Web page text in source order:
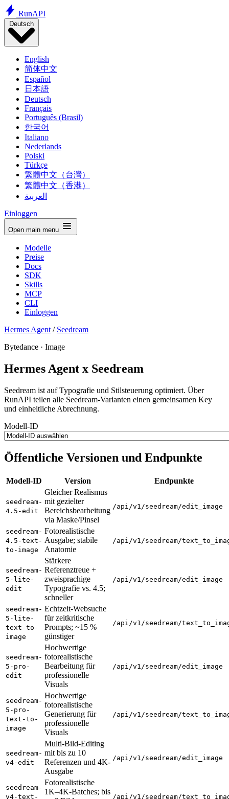
RunAPI
Deutsch
English
简体中文
Español
日本語
Deutsch
Français
Português (Brasil)
한국어
Italiano
Nederlands
Polski
Türkçe
繁體中文（台灣）
繁體中文（香港）
العربية
Einloggen
Open main menu
Modelle
Preise
Docs
SDK
Skills
MCP
CLI
Einloggen
Hermes Agent / Seedream
Bytedance · Image
Hermes Agent x Seedream
Seedream ist auf Typografie und Stilsteuerung optimiert. Über
RunAPI teilen alle Seedream-Varianten einen gemeinsamen Key
und einheitliche Abrechnung.
Modell-ID
Öffentliche Versionen und Endpunkte
Modell-ID Version Endpunkte
seedream-
4.5-edit
Gleicher Realismus
mit gezielter
Bereichsbearbeitung
via Maske/Pinsel
/api/v1/seedream/edit_image
seedream-
4.5-text-
to-image
Fotorealistische
Ausgabe; stabile
Anatomie
/api/v1/seedream/
seedream-
5-lite-
edit
Stärkere
Referenztreue +
zweisprachige
Typografie vs. 4.5;
schneller
/api/v1/seedream/edit_image
seedream-
5-lite-
text-to-
image
Echtzeit-Websuche
für zeitkritische
Prompts; ~15 %
günstiger
/api/v1/seedream/
seedream-
5-pro-
edit
Hochwertige
fotorealistische
Bearbeitung für
professionelle
Visuals
/api/v1/seedream/edit_image
seedream-
5-pro-
text-to-
image
Hochwertige
fotorealistische
Generierung für
professionelle
Visuals
/api/v1/seedream/
seedream-
v4-edit
Multi-Bild-Editing
mit bis zu 10
Referenzen und 4K-
Ausgabe
/api/v1/seedream/edit_image
seedream-
v4-text-
Fotorealistische
1K–4K-Batches; bis
/api/v1/seedream/